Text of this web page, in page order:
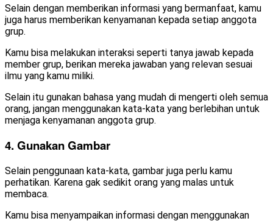
Selain dengan memberikan informasi yang bermanfaat, kamu
juga harus memberikan kenyamanan kepada setiap anggota
grup.
Kamu bisa melakukan interaksi seperti tanya jawab kepada
member grup, berikan mereka jawaban yang relevan sesuai
ilmu yang kamu miliki.
Selain itu gunakan bahasa yang mudah di mengerti oleh semua
orang, jangan menggunakan kata-kata yang berlebihan untuk
menjaga kenyamanan anggota grup.
4. Gunakan Gambar
Selain penggunaan kata-kata, gambar juga perlu kamu
perhatikan. Karena gak sedikit orang yang malas untuk
membaca.
Kamu bisa menyampaikan informasi dengan menggunakan